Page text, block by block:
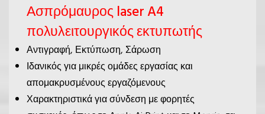
Ασπρόμαυρος laser A4
πολυλειτουργικός εκτυπωτής
Αντιγραφή, Εκτύπωση, Σάρωση
Ιδανικός για μικρές ομάδες εργασίας και
απομακρυσμένους εργαζόμενους
Χαρακτηριστικά για σύνδεση με φορητές